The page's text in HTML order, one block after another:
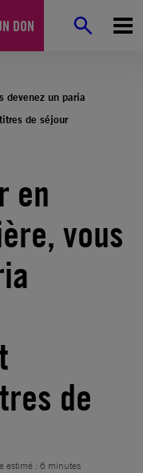
DON
devenez un paria
de séjour
en
vous
de
estimé : 6 minutes